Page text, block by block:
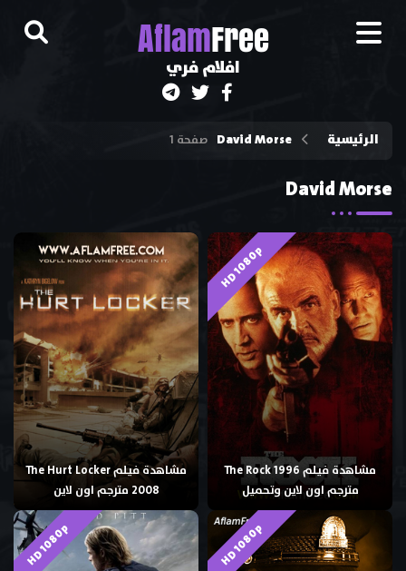
AflamFree
افلام فري
الرئيسية David Morse صفحة 1
David Morse
HD 1080p
مشاهدة فيلم The Rock 1996
مترجم اون لاين وتحميل
مشاهدة فيلم The Hurt Locker
2008 مترجم اون لاين
HD 1080p
HD 1080p